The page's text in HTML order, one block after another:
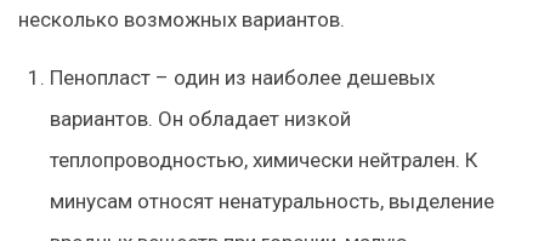
несколько возможных вариантов.
Пенопласт – один из наиболее дешевых
вариантов. Он обладает низкой
теплопроводностью, химически нейтрален. К
минусам относят ненатуральность, выделение